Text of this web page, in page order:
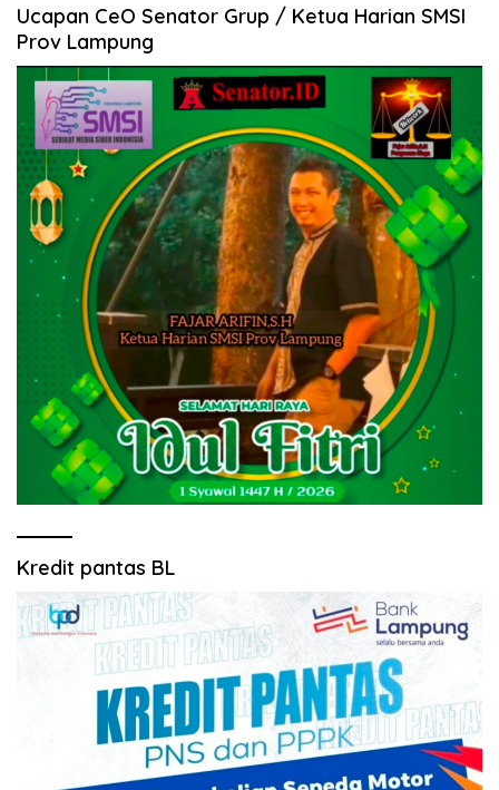
Ucapan CeO Senator Grup / Ketua Harian SMSI
Prov Lampung
Kredit pantas BL